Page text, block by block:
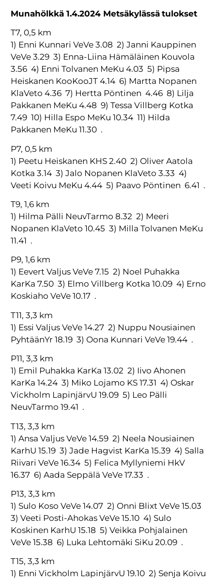
Munahölkkä 1.4.2024 Metsäkylässä tulokset
T7, 0,5 km
1) Enni Kunnari VeVe 3.08 2) Janni Kauppinen
VeVe 3.29 3) Enna-Liina Hämäläinen Kouvola
3.56 4) Enni Tolvanen MeKu 4.03 5) Pipsa
Heiskanen KooKooJT 4.14 6) Martta Nopanen
KlaVeto 4.36 7) Hertta Pöntinen 4.46 8) Lilja
Pakkanen MeKu 4.48 9) Tessa Villberg Kotka
7.49 10) Hilla Espo MeKu 10.34 11) Hilda
Pakkanen MeKu 11.30 .
P7, 0,5 km
1) Peetu Heiskanen KHS 2.40 2) Oliver Aatola
Kotka 3.14 3) Jalo Nopanen KlaVeto 3.33 4)
Veeti Koivu MeKu 4.44 5) Paavo Pöntinen 6.41 .
T9, 1,6 km
1) Hilma Pälli NeuvTarmo 8.32 2) Meeri
Nopanen KlaVeto 10.45 3) Milla Tolvanen MeKu
11.41 .
P9, 1,6 km
1) Eevert Valjus VeVe 7.15 2) Noel Puhakka
KarKa 7.50 3) Elmo Villberg Kotka 10.09 4) Erno
Koskiaho VeVe 10.17 .
T11, 3,3 km
1) Essi Valjus VeVe 14.27 2) Nuppu Nousiainen
PyhtäänYr 18.19 3) Oona Kunnari VeVe 19.44 .
P11, 3,3 km
1) Emil Puhakka KarKa 13.02 2) Iivo Ahonen
KarKa 14.24 3) Miko Lojamo KS 17.31 4) Oskar
Vickholm LapinjärvU 19.09 5) Leo Pälli
NeuvTarmo 19.41 .
T13, 3,3 km
1) Ansa Valjus VeVe 14.59 2) Neela Nousiainen
KarhU 15.19 3) Jade Hagvist KarKa 15.39 4) Salla
Riivari VeVe 16.34 5) Felica Myllyniemi HkV
16.37 6) Aada Seppälä VeVe 17.33 .
P13, 3,3 km
1) Sulo Koso VeVe 14.07 2) Onni Blixt VeVe 15.03
3) Veeti Posti-Ahokas VeVe 15.10 4) Sulo
Koskinen KarhU 15.18 5) Veikka Pohjalainen
VeVe 15.38 6) Luka Lehtomäki SiKu 20.09 .
T15, 3,3 km
1) Enni Vickholm LapinjärvU 19.10 2) Senja Koivu